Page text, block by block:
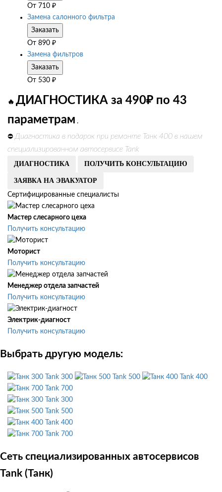
От 710 ₽
Замена салонного фильтра
Заказать
От 890 ₽
Замена фильтров
Заказать
От 530 ₽
🔥 ДИАГНОСТИКА за 490₽ по 43
параметрам .
⛔ Диагностика в подарок при ремонте Танк 400 в нашем
специализированном автосервисе Tank
ДИАГНОСТИКА ПОЛУЧИТЬ КОНСУЛЬТАЦИЮ
ЗАЯВКА НА ЭВАКУАТОР
Сертифицированные специалисты
Мастер слесарного цеха
Получить консультацию
Моторист
Получить консультацию
Менеджер отдела запчастей
Получить консультацию
Электрик-диагност
Получить консультацию
Выбрать другую модель:
Tank 300 Tank 500
Tank 400
Tank 700
Tank 300
Tank 500
Tank 400
Tank 700
Сеть специализированных автосервисов
Tank (Танк)